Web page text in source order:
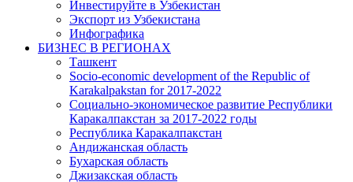
Инвестируйте в Узбекистан
Экспорт из Узбекистана
Инфографика
БИЗНЕС В РЕГИОНАХ
Ташкент
Socio-economic development of the Republic of
Karakalpakstan for 2017-2022
Социально-экономическое развитие Республики
Каракалпакстан за 2017-2022 годы
Республика Каракалпакстан
Андижанская область
Бухарская область
Джизакская область